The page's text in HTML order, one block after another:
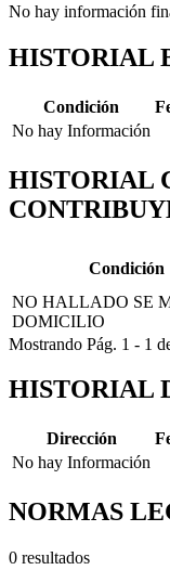
No hay información
HISTORIAL
Condición
No hay Información
HISTORIAL
Condición
NO HALLADO SE
DOMICILIO
Mostrando Pág. 1 - 1
HISTORIAL
Dirección
No hay Información
NORMAS
0 resultados